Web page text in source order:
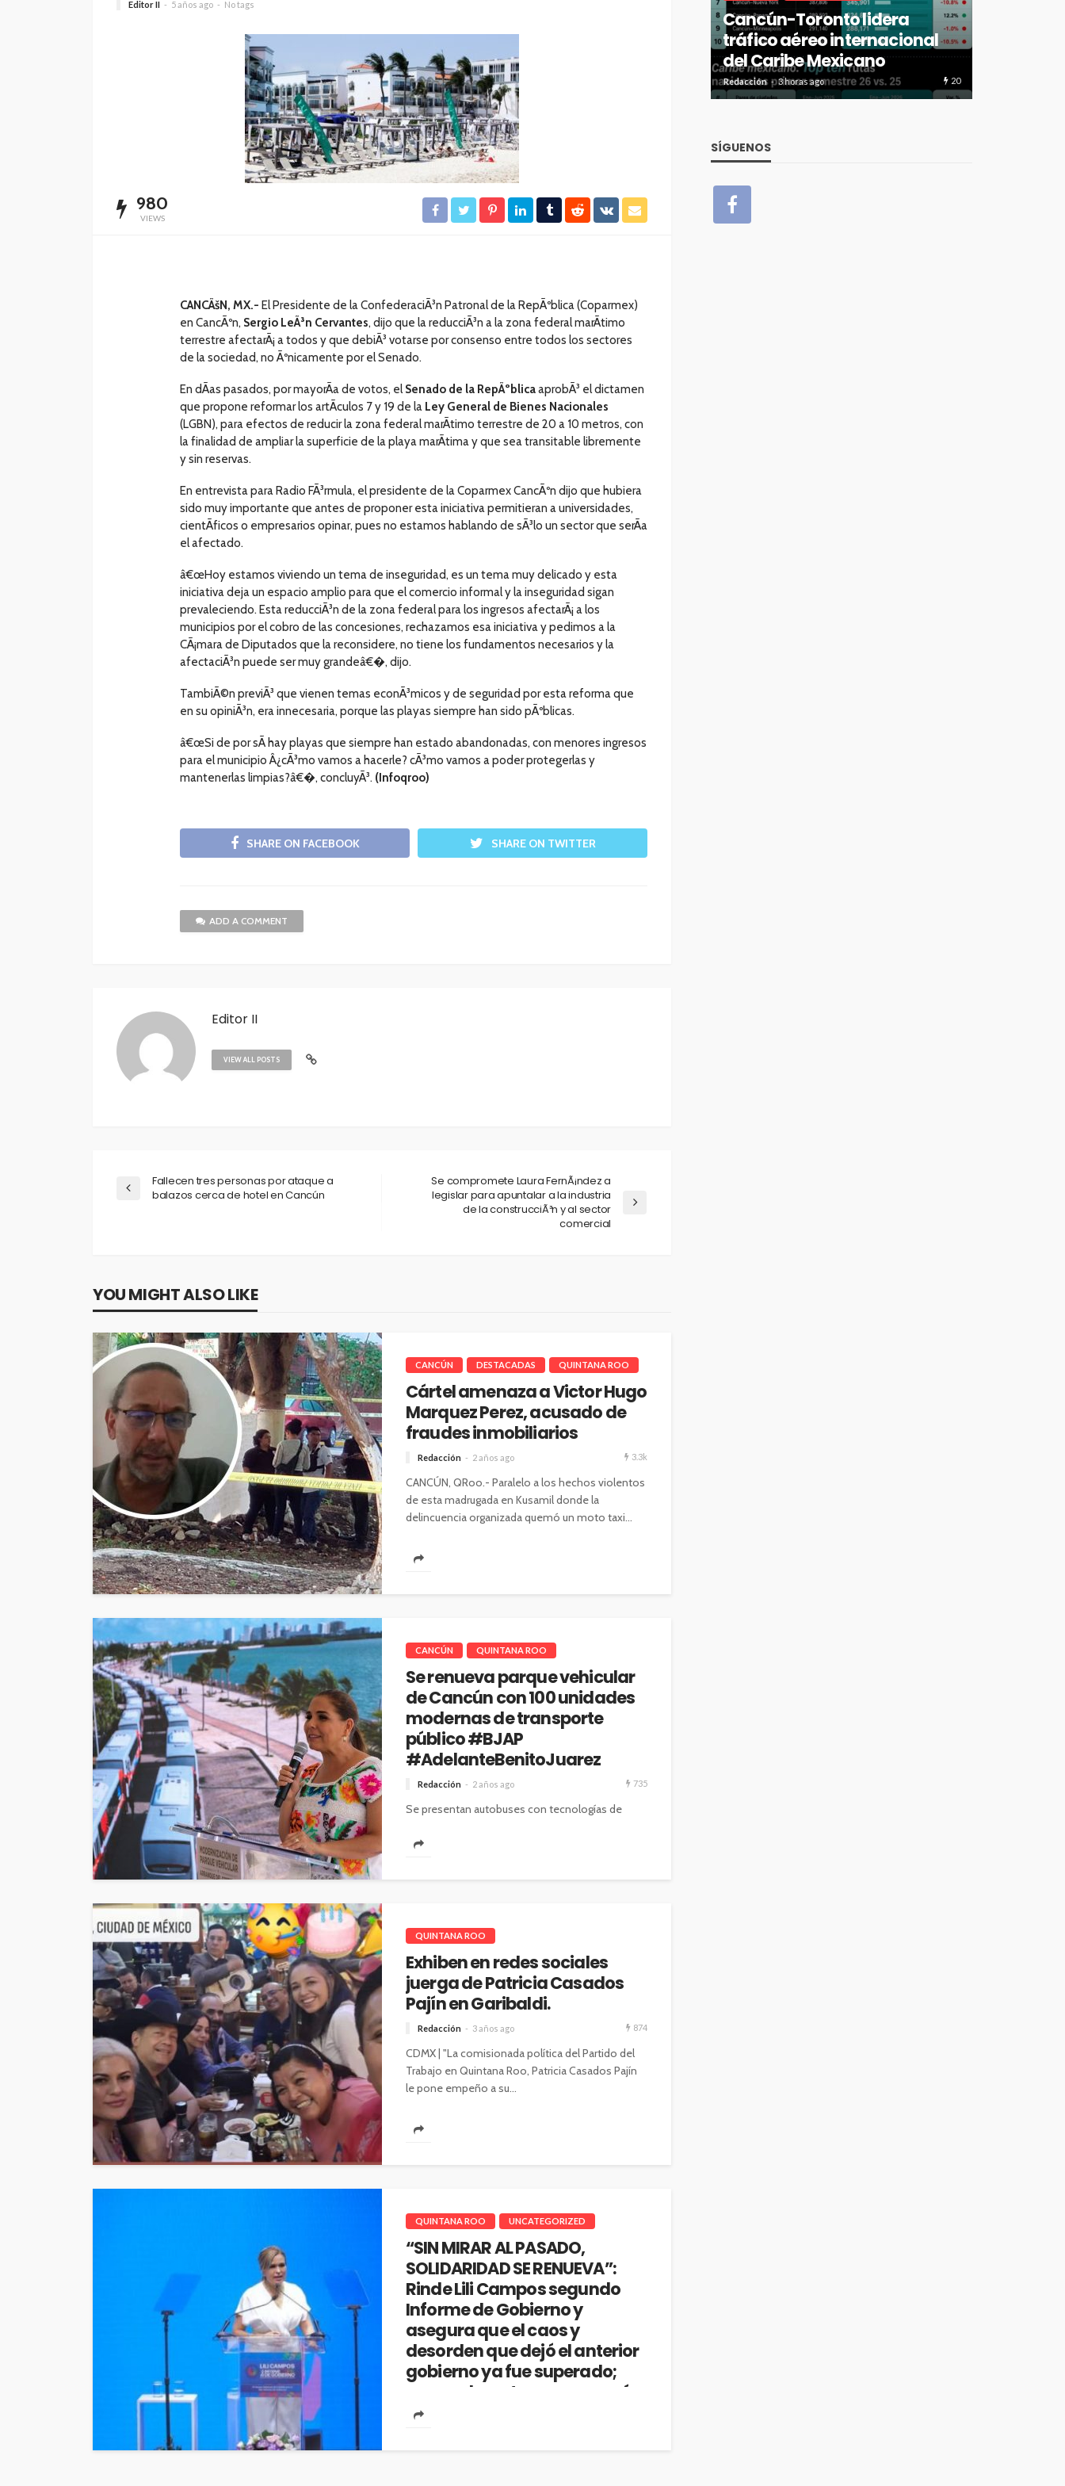
Editor II 5 años ago No tags
980
VIEWS
CANCÃšN, MX.- El Presidente de la ConfederaciÃ³n Patronal de la RepÃºblica (Coparmex)
en CancÃºn, Sergio LeÃ³n Cervantes, dijo que la reducciÃ³n a la zona federal marÃ­timo
terrestre afectarÃ¡ a todos y que debiÃ³ votarse por consenso entre todos los sectores
de la sociedad, no Ãºnicamente por el Senado.
En dÃ­as pasados, por mayorÃ­a de votos, el Senado de la RepÃºblicaaprobÃ³ el dictamen
que propone reformar los artÃ­culos 7 y 19 de la Ley General de Bienes Nacionales
(LGBN), para efectos de reducir la zona federal marÃ­timo terrestre de 20 a 10 metros, con
la finalidad de ampliar la superficie de la playa marÃ­tima y que sea transitable libremente
y sin reservas.
En entrevista para Radio FÃ³rmula, el presidente de la Coparmex CancÃºn dijo que hubiera
sido muy importante que antes de proponer esta iniciativa permitieran a universidades,
cientÃ­ficos o empresarios opinar, pues no estamos hablando de sÃ³lo un sector que serÃ­a
el afectado.
â€œHoy estamos viviendo un tema de inseguridad, es un tema muy delicado y esta
iniciativa deja un espacio amplio para que el comercio informal y la inseguridad sigan
prevaleciendo. Esta reducciÃ³n de la zona federal para los ingresos afectarÃ¡ a los
municipios por el cobro de las concesiones, rechazamos esa iniciativa y pedimos a la
CÃ¡mara de Diputados que la reconsidere, no tiene los fundamentos necesarios y la
afectaciÃ³n puede ser muy grandeâ€�, dijo.
TambiÃ©n previÃ³ que vienen temas econÃ³micos y de seguridad por esta reforma que
en su opiniÃ³n, era innecesaria, porque las playas siempre han sido pÃºblicas.
â€œSi de por sÃ­ hay playas que siempre han estado abandonadas, con menores ingresos
para el municipio Â¿cÃ³mo vamos a hacerle? cÃ³mo vamos a poder protegerlas y
mantenerlas limpias?â€�, concluyÃ³. (Infoqroo)
SHARE ON FACEBOOK SHARE ON TWITTER
ADD A COMMENT
Editor II
VIEW ALL POSTS
Fallecen tres personas por ataque a
balazos cerca de hotel en Cancún
Se compromete Laura FernÃ¡ndez a
legislar para apuntalar a la industria
de la construcciÃ³n y al sector
comercial
YOU MIGHT ALSO LIKE
CANCÚN DESTACADAS QUINTANA ROO
Cártel amenaza a Victor Hugo
Marquez Perez, acusado de
fraudes inmobiliarios
Redacción 2 años ago 3.3k
CANCÚN, QRoo.- Paralelo a los hechos violentos
de esta madrugada en Kusamil donde la
delincuencia organizada quemó un moto taxi...
CANCÚN QUINTANA ROO
Se renueva parque vehicular
de Cancún con 100 unidades
modernas de transporte
público #BJAP
#AdelanteBenitoJuarez
Redacción 2 años ago 735
Se presentan autobuses con tecnologías de
ocupación, que operarán en cuatro rutas con
QUINTANA ROO
Exhiben en redes sociales
juerga de Patricia Casados
Pajín en Garibaldi.
Redacción 3 años ago 874
CDMX | "La comisionada política del Partido del
Trabajo en Quintana Roo, Patricia Casados Pajín
le pone empeño a su...
QUINTANA ROO UNCATEGORIZED
“SIN MIRAR AL PASADO,
SOLIDARIDAD SE RENUEVA”:
Rinde Lili Campos segundo
Informe de Gobierno y
asegura que el caos y
desorden que dejó el anterior
gobierno ya fue superado;
responde a ataques con más
trabajo
rehabilitación de calles en
Cancún
3 horas ago 33
reconfigura en la primera
mitad de 2026
Redacción 3 horas ago
Cancún-Toronto lidera
tráfico aéreo internacional
del Caribe Mexicano
Redacción 3 horas ago 20
SÍGUENOS